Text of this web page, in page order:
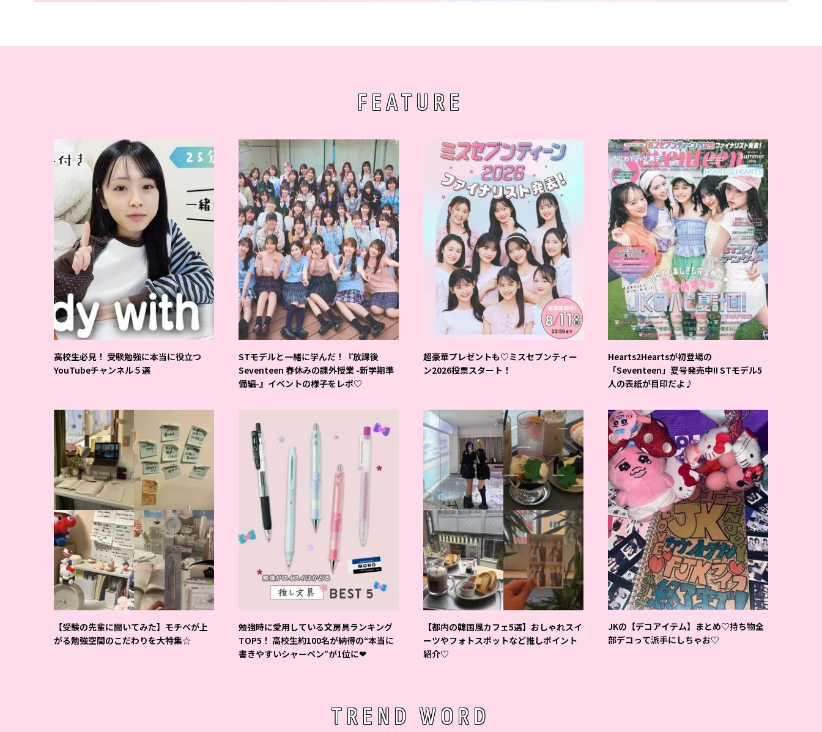
FEATURE
高校生必見！ 受験勉強に本当に役立つ
YouTubeチャンネル５選
STモデルと一緒に学んだ！『放課後
Seventeen 春休みの課外授業 -新学期準
備編-』イベントの様子をレポ♡
超豪華プレゼントも♡ミスセブンティー
ン2026投票スタート！
Hearts2Heartsが初登場の
「Seventeen」夏号発売中!! STモデル5
人の表紙が目印だよ♪
【受験の先輩に聞いてみた】モチベが上
がる勉強空間のこだわりを大特集☆
勉強時に愛用している文房具ランキング
TOP5！ 高校生約100名が納得の“本当に
書きやすいシャーペン”が1位に❤
【都内の韓国風カフェ5選】おしゃれスイ
ーツやフォトスポットなど推しポイント
紹介♡
JKの【デコアイテム】まとめ♡持ち物全
部デコって派手にしちゃお♡
TREND WORD